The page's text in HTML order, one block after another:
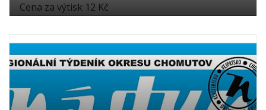
Cena za výtisk 12 Kč